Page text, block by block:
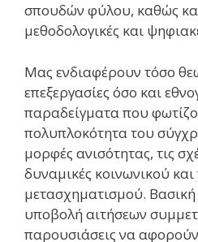
σπουδών φύλου, καθώς
μεθοδολογικές και
Μας ενδιαφέρουν τόσο
επεξεργασίες όσο και
παραδείγματα που
πολυπλοκότητα του
μορφές ανισότητας, τις
δυναμικές κοινωνικού και
μετασχηματισμού.
υποβολή αιτήσεων
παρουσιάσεις να αφορούν